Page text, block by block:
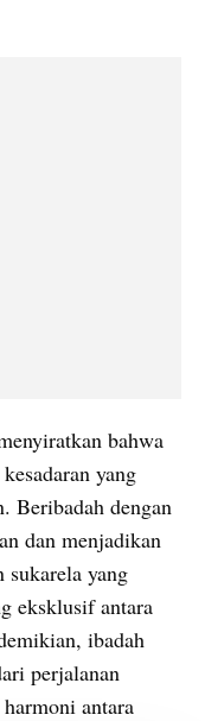
bahwa
yang
Beribadah dengan
dan menjadikan
sukarela yang
eksklusif antara
ibadah
perjalanan
antara